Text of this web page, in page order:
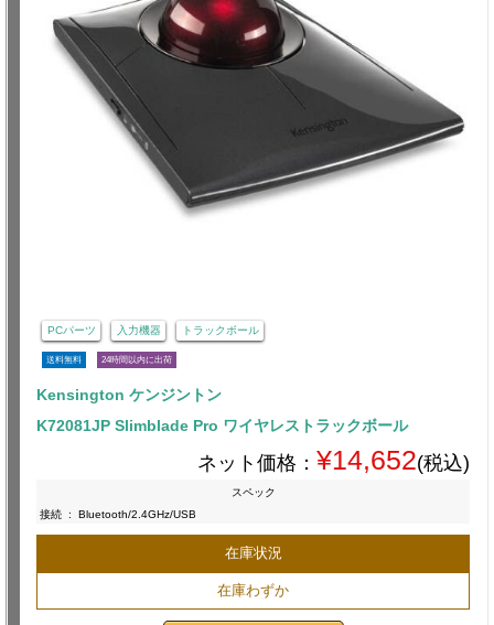
PCパーツ 入力機器 トラックボール
送料無料 24時間以内に出荷
Kensington ケンジントン
K72081JP Slimblade Pro ワイヤレストラックボール
ネット価格： ¥14,652(税込)
スペック
接続 : Bluetooth/2.4GHz/USB
在庫状況
在庫わずか